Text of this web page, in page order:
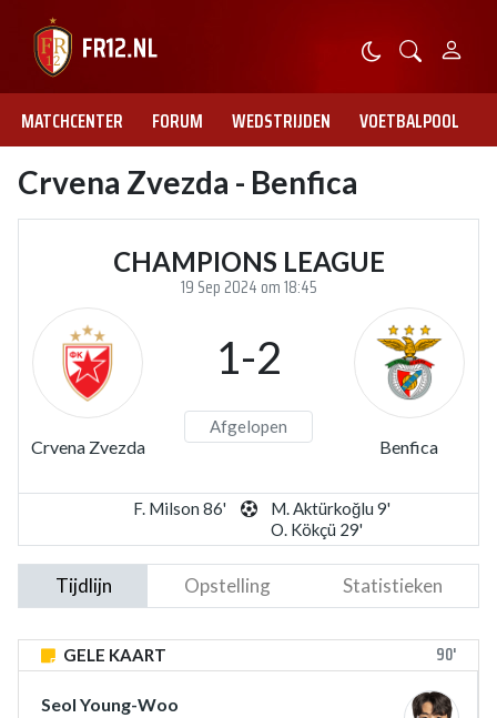
MATCHCENTER FORUM WEDSTRIJDEN VOETBALPOOL
Crvena Zvezda - Benfica
CHAMPIONS LEAGUE
19 Sep 2024 om 18:45
Crvena Zvezda
1-2
Afgelopen
Benfica
F. Milson 86'
M. Aktürkoğlu 9'
O. Kökçü 29'
Tijdlijn Opstelling Statistieken
GELE KAART 90'
Seol Young-Woo